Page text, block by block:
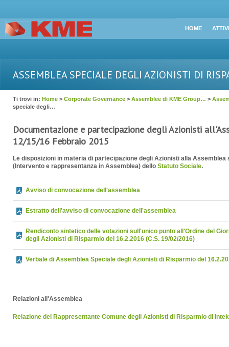
HOME
ASSEMBLEA SPECIALE DEGLI AZIONISTI DI
FEBBRAIO 2016
Ti trovi in: Home > Corporate Governance > Assemblee di KME Group… >
speciale degli…
Documentazione e partecipazione degli Azionisti
12/15/16 Febbraio 2015
Le disposizioni in materia di partecipazione degli Azionisti alla Assemblea
(Intervento e rappresentanza in Assemblea) dello Statuto Sociale.
Avviso di convocazione dell'assemblea
Estratto dell'avviso di convocazione dell'assemblea
Rendiconto sintetico delle votazioni sull'unico punto all'Ordine del
degli Azionisti di Risparmio del 16.2.2016 (C.S. 19/02/2016)
Verbale di Assemblea Speciale degli Azionisti di Risparmio del
Relazioni all'Assemblea
Relazione del Rappresentante Comune degli Azionisti di Risparmio di